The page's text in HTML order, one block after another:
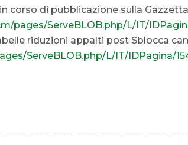
corso di pubblicazione sulla Gazzetta
pages/ServeBLOB.php/L/IT/
riduzioni appalti post Sblocca
ServeBLOB.php/L/IT/IDPagina/